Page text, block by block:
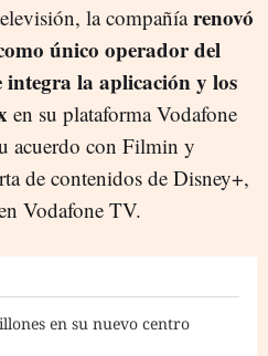
la compañíarenovó
único operador del
integra la aplicación y los
en su plataforma Vodafone
acuerdo con Filmin y
de contenidos de Disney+,
Vodafone TV.
en su nuevo centro